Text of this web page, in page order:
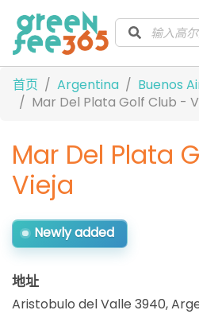
首页 Argentina Buenos
Mar Del Plata Golf Club -
Mar Del Plata
Vieja
Newly added
地址
Aristobulo del Valle 3940,